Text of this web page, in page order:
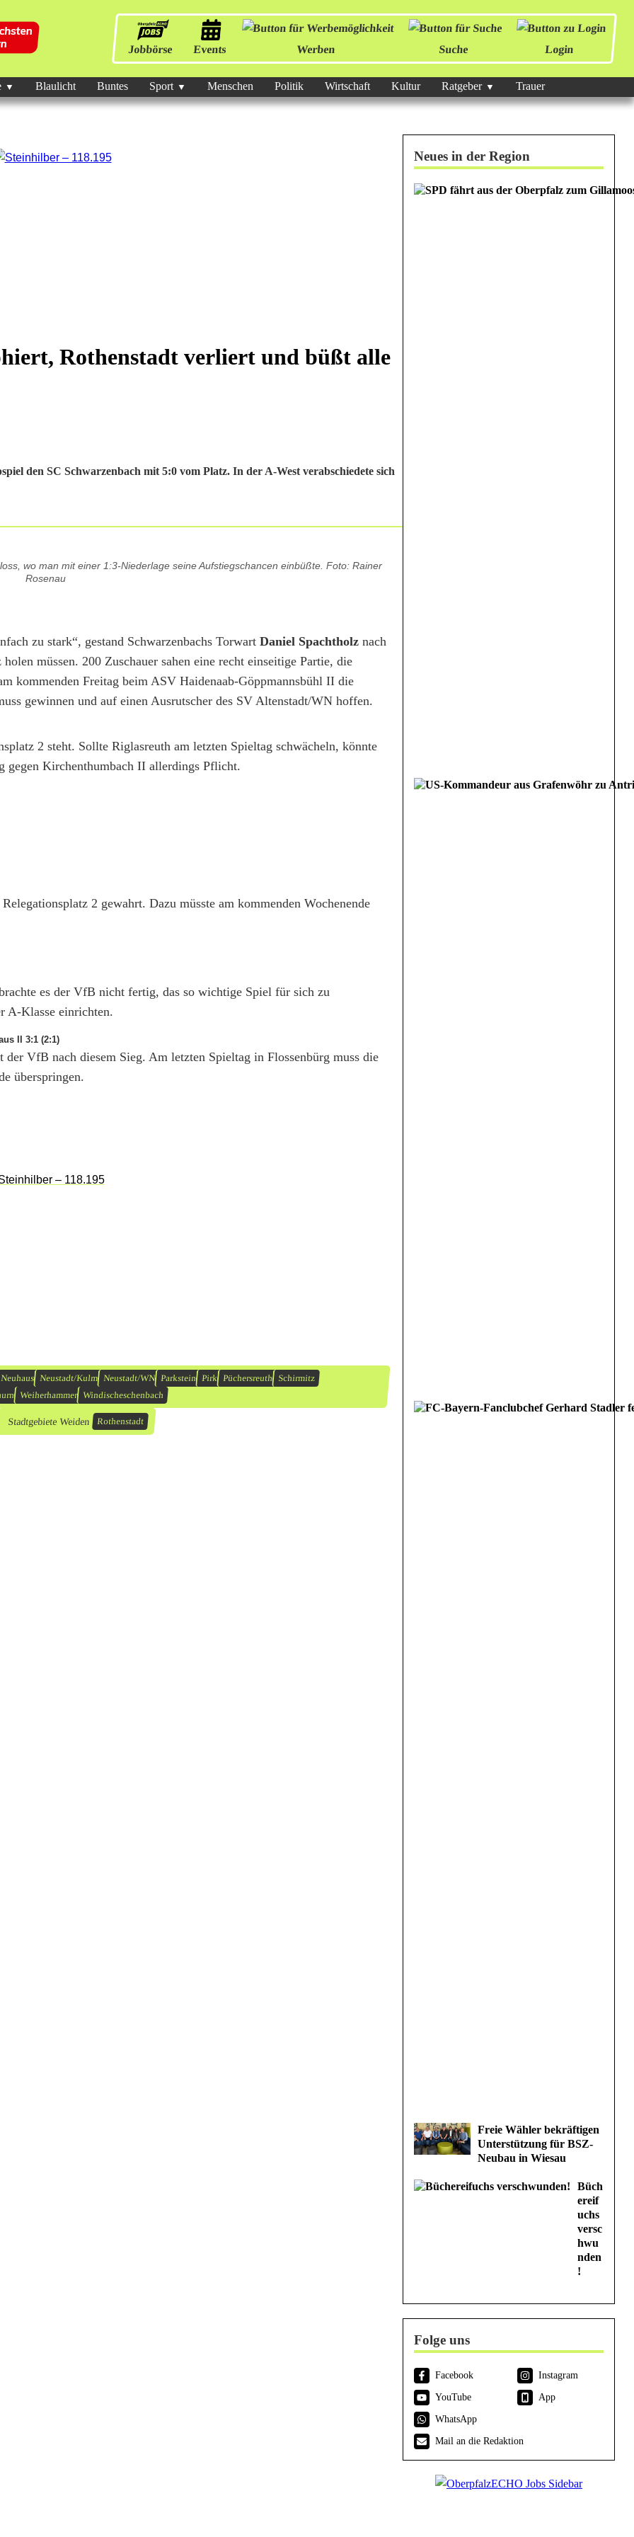
Jobbörse Events Werben Suche Login
Blaulicht Buntes Sport Menschen Politik Wirtschaft Kultur Ratgeber Trauer
Rothenstadt verliert und büßt alle
den SC Schwarzenbach mit 5:0 vom Platz. In der A-West verabschiedete sich
wo man mit einer 1:3-Niederlage seine Aufstiegschancen einbüßte. Foto: Rainer
Rosenau
zu stark“, gestand Schwarzenbachs Torwart Daniel Spachtholz nach
müssen. 200 Zuschauer sahen eine recht einseitige Partie, die
kommenden Freitag beim ASV Haidenaab-Göppmannsbühl II die
gewinnen und auf einen Ausrutscher des SV Altenstadt/WN hoffen.
2 steht. Sollte Riglasreuth am letzten Spieltag schwächeln, könnte
gegen Kirchenthumbach II allerdings Pflicht.
2 gewahrt. Dazu müsste am kommenden Wochenende
es der VfB nicht fertig, das so wichtige Spiel für sich zu
A-Klasse einrichten.
II 3:1 (2:1)
VfB nach diesem Sieg. Am letzten Spieltag in Flossenbürg muss die
überspringen.
Neuhaus Neustadt/Kulm Neustadt/WN Parkstein Pirk Püchersreuth Schirmitz
Weiherhammer Windischeschenbach
Stadtgebiete Weiden Rothenstadt
Neues in der Region
Freie Wähler bekräftigen
Unterstützung für BSZ-
Neubau in Wiesau
Büch
ereif
uchs
versc
hwu
nden
!
Folge uns
Facebook
Instagram
YouTube
App
WhatsApp
Mail an die Redaktion